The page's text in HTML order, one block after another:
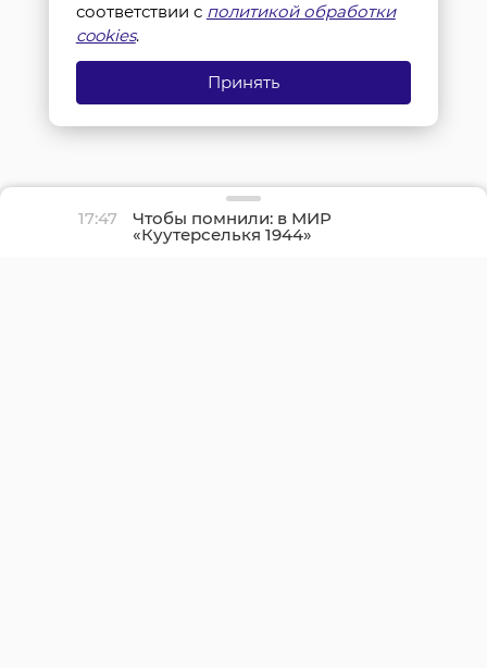
17:47 Чтобы помнили: в МИР
«Куутерселькя 1944»
реконструкторы снова
соответствии с политикой обработки
cookies.
Принять